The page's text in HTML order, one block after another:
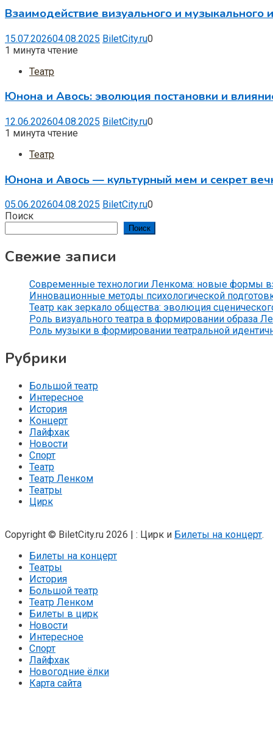
Взаимодействие визуального и музыкального
15.07.202604.08.2025 BiletCity.ru0
1 минута чтение
Театр
Юнона и Авось: эволюция постановки и
12.06.202604.08.2025 BiletCity.ru0
1 минута чтение
Театр
Юнона и Авось — культурный мем и секрет
05.06.202604.08.2025 BiletCity.ru0
Поиск
Поиск
Свежие записи
Современные технологии Ленкома: новые формы
Инновационные методы психологической
Театр как зеркало общества: эволюция
Роль визуального театра в формировании образа
Роль музыки в формировании театральной
Рубрики
Большой театр
Интересное
История
Концерт
Лайфхак
Новости
Спорт
Театр
Театр Ленком
Театры
Цирк
Copyright © BiletCity.ru 2026 | : Цирк и Билеты на концерт.
Билеты на концерт
Театры
История
Большой театр
Театр Ленком
Билеты в цирк
Новости
Интересное
Спорт
Лайфхак
Новогодние ёлки
Карта сайта